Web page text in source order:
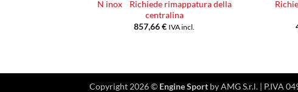
N inox Richiede rimappatura della
centralina
857,66€ IVA incl.
Copyright 2026 © Engine Sport by AMG S.r.l. | P.IVA